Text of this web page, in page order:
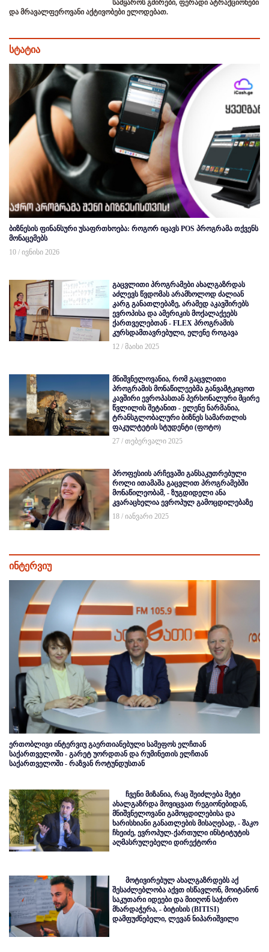
სამყაროს გმირები, ფერადი ატრაქციონები
და მრავალფეროვანი აქტივობები ელოდებათ.
სტატია
ბიზნესის ფინანსური უსაფრთხოება: როგორ იცავს POS პროგრამა თქვენს
მონაცემებს
10 / ივნისი 2026
გაცვლითი პროგრამები ახალგაზრდას
აძლევს წვდომას არამხოლოდ ძალიან
კარგ განათლებაზე, არამედ აკავშირებს
ევროპისა და ამერიკის მოქალაქეებს
ქართველებთან - FLEX პროგრამის
კურსდამთავრებული, ელენე როგავა
12 / მაისი 2025
მნიშვნელოვანია, რომ გაცვლითი
პროგრამის მონაწილეებმა განვამტკიცოთ
კავშირი ევროპასთან პერსონალური მცირე
წვლილის შეტანით - ელენე ნარმანია,
ტრანსგლობალური ბიზნეს სამართლის
ფაკულტეტის სტუდენტი (ფოტო)
27 / თებერვალი 2025
პროფესიის არჩევაში განსაკუთრებული
როლი ითამაშა გაცვლით პროგრამებში
მონაწილეობამ, - ზუგდიდელი ანა
კვარაცხელია ევროპულ გამოცდილებაზე
18 / იანვარი 2025
ინტერვიუ
ერთობლივი ინტერვიუ გაერთიანებული სამეფოს ელჩთან
საქართველოში - გარეტ უორდთან და რუმინეთის ელჩთან
საქართველოში - რაზვან როტუნდუსთან
ჩვენი მიზანია, რაც შეიძლება მეტი
ახალგაზრდა მოვიცვათ რეგიონებიდან,
მნიშვნელოვანი გამოცდილებისა და
ხარისხიანი განათლების მისაღებად, - შაკო
ჩხეიძე, ევროპულ-ქართული ინსტიტუტის
აღმასრულებელი დირექტორი
მოტივირებულ ახალგაზრდებს აქ
შესაძლებლობა აქვთ ისწავლონ, მოიტანონ
საკუთარი იდეები და მიიღონ საჭირო
მხარდაჭერა, - ბიტისის (BITISI)
დამფუძნებელი, ლევან ნიპარიშვილი